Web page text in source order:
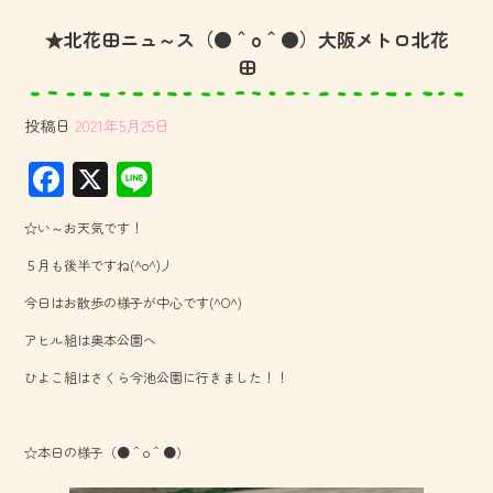
★北花田ニュ～ス（●＾o＾●）大阪メトロ北花
田
投稿日 2021年5月25日
F
ac
e
b
o
ok
X
☆い～お天気です！
５月も後半ですね(^o^)丿
今日はお散歩の様子が中心です(^O^)
アヒル組は奥本公園へ
ひよこ組はさくら今池公園に行きました！！
☆本日の様子（●＾o＾●）